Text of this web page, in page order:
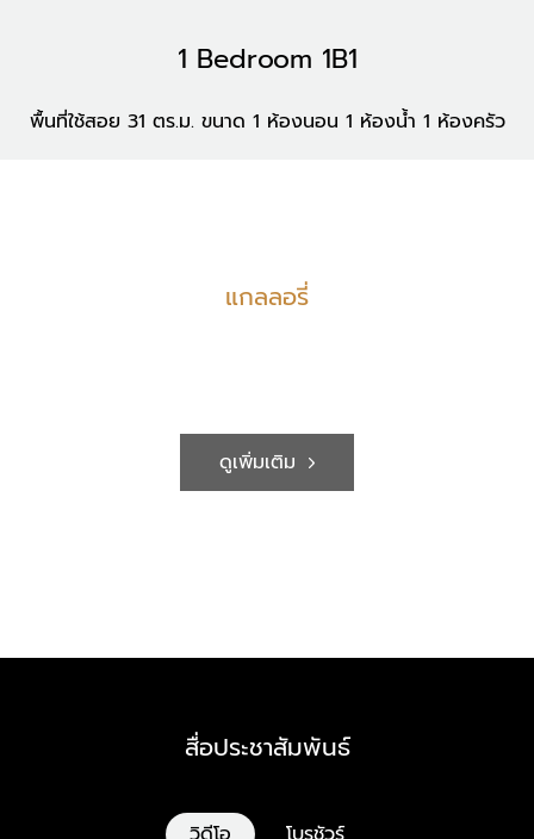
1 Bedroom 1B1
พื้นที่ใช้สอย 31 ตร.ม. ขนาด 1 ห้องนอน 1 ห้องน้ำ 1 ห้องครัว
แกลลอรี่
ดูเพิ่มเติม
สื่อประชาสัมพันธ์